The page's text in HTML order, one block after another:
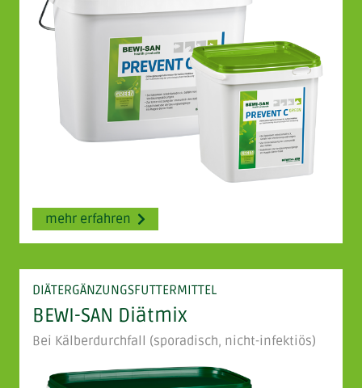
mehr erfahren
DIÄTERGÄNZUNGSFUTTERMITTEL
BEWI-SAN Diätmix
Bei Kälberdurchfall (sporadisch, nicht-infektiös)